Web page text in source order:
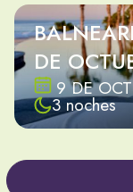
DE
9 DE
3 noches